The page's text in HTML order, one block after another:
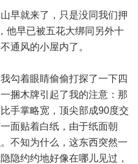
早就来了，只是没同我们押
他早已被五花大绑同另外十
通风的小屋内了。
勾着眼睛偷偷打探了一下四
捆木牌引起了我的注意：那
手掌略宽，顶尖部成90度交
面贴着白纸，由于纸面朝
不知为什么，这东西突然一
隐约约地好像在哪儿见过，